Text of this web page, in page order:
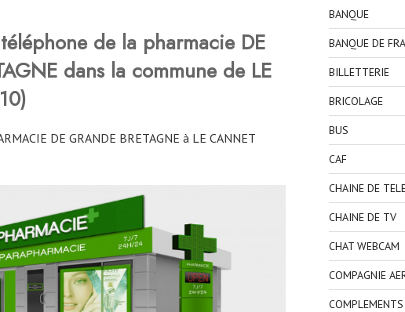
de la pharmacie DE
dans la commune de LE
DE GRANDE BRETAGNE à LE CANNET
BANQUE
BANQUE DE
BILLETTERIE
BRICOLAGE
BUS
CAF
CHAINE DE
CHAINE DE TV
CHAT WEBCAM
COMPAGNIE